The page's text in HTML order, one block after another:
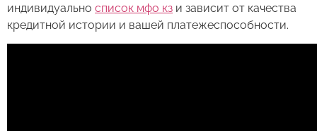
индивидуально список мфо кз и зависит от качества
кредитной истории и вашей платежеспособности.